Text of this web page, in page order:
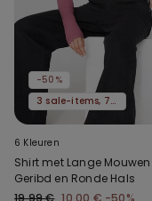
-50%
3 sale-items, 70% korting
6 Kleuren
Shirt met Lange Mouwen
Geribd en Ronde Hals
19,99 € 10,00 € -50%